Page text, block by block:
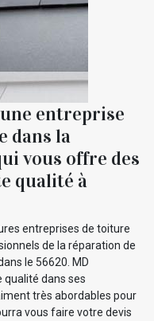
une entreprise
dans la
vous offre des
qualité à
entreprises de toiture
de la réparation de
le 56620. MD
qualité dans ses
très abordables pour
vous faire votre devis